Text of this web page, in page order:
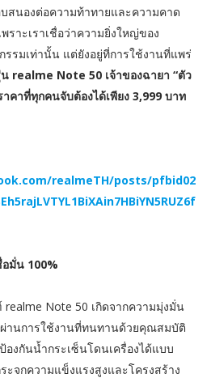
สนองต่อความท้าทายและความคาด
ราะเราเชื่อว่าความยิ่งใหญ่ของ
รรมเท่านั้น แต่ยังอยู่ที่การใช้งานที่แพร่
realme Note 50 เจ้าของฉายา “ตัว
คาที่ทุกคนจับต้องได้เพียง 3,999 บาท
realmeTH/posts/pfbid02
มั่น 100%
Note 50 เกิดจากความมุ่งมั่น
านการใช้งานที่ทนทานด้วยคุณสมบัติ
งกันน้ำกระเซ็นโดนเครื่องได้แบบ
จกความแข็งแรงสูงและโครงสร้าง